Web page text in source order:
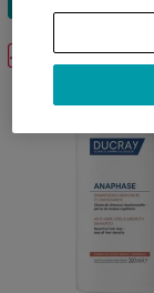
-20%